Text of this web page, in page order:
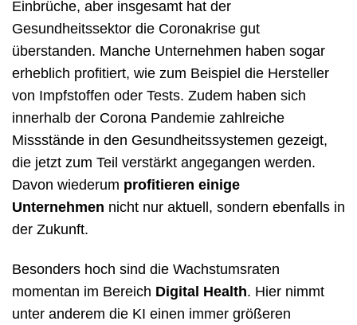
Einbrüche, aber insgesamt hat der
Gesundheitssektor die Coronakrise gut
überstanden. Manche Unternehmen haben sogar
erheblich profitiert, wie zum Beispiel die Hersteller
von Impfstoffen oder Tests. Zudem haben sich
innerhalb der Corona Pandemie zahlreiche
Missstände in den Gesundheitssystemen gezeigt,
die jetzt zum Teil verstärkt angegangen werden.
Davon wiederum profitieren einige
Unternehmen nicht nur aktuell, sondern ebenfalls in
der Zukunft.
Besonders hoch sind die Wachstumsraten
momentan im Bereich Digital Health. Hier nimmt
unter anderem die KI einen immer größeren